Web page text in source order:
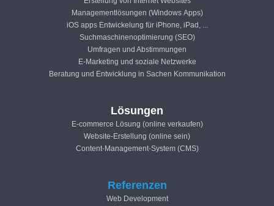
Managementlösungen (Windows Apps)
iOS apps Entwickelung für iPhone, iPad, ...
Suchmaschinenoptimierung (SEO)
Umfragen und Abstimmungen
E-Marketing und soziale Netzwerke
Beratung und Entwicklung in Sachen Kommunikation
Lösungen
E-commerce Lösung (online verkaufen)
Website-Erstellung (online sein)
Content-Management-System (CMS)
Referenzen
Web Development